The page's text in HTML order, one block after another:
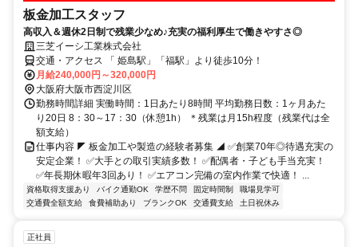
板金加工スタッフ
高収入＆週休2日制で残業少なめ♪充実の福利厚生で働きやすさ◎
三芝イーシ工業株式会社
交通・アクセス 「 姫島駅」「福駅」より徒歩10分！
月給240,000円～320,000円
大阪府大阪市西淀川区
勤務時間詳細 実働時間：1日あたり8時間 平均勤務日数：1ヶ月あた
り20日 8：30～17：30（休憩1h） ＊残業は月15h程度（残業代は全
額支給）
仕事内容 ◤ 板金加工や製造の経験者募集 ◢ ✅創業70年◎待遇充実の
安定企業！ ✅大手との取引実績多数！ ✅配偶者・子ども手当充実！
✅年長期休暇年3回あり！ ✅エアコン完備の室内作業で快適！ ...
資格取得支援あり バイク通勤OK 学歴不問 固定時間制
職場見学可
交通費全額支給
食費補助あり ブランクOK 交通費支給 土日祝休み
正社員